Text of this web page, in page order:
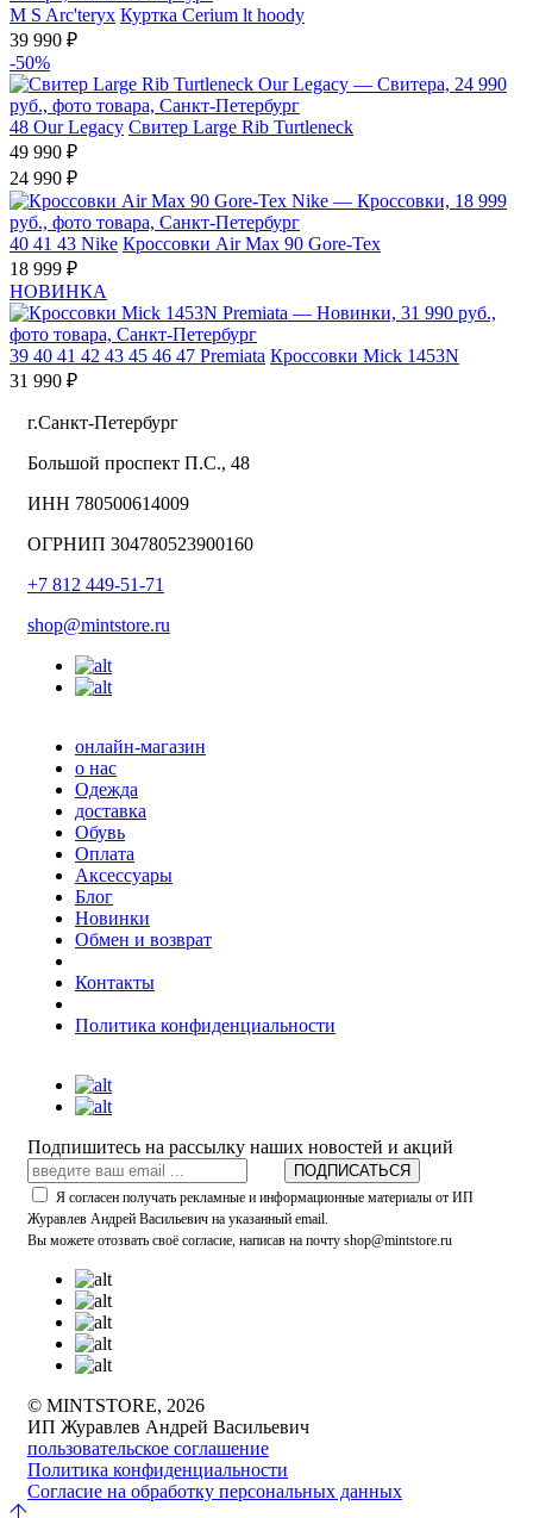
M S Arc'teryx Куртка Cerium lt hoody
39 990 ₽
-50%
48 Our Legacy Свитер Large Rib Turtleneck
49 990 ₽
24 990 ₽
40 41 43 Nike Кроссовки Air Max 90 Gore-Tex
18 999 ₽
НОВИНКА
39 40 41 42 43 45 46 47 Premiata Кроссовки Mick 1453N
31 990 ₽
г.Санкт-Петербург
Большой проспект П.С., 48
ИНН 780500614009
ОГРНИП 304780523900160
+7 812 449-51-71
shop@mintstore.ru
онлайн-магазин
о нас
Одежда
доставка
Обувь
Оплата
Аксессуары
Блог
Новинки
Обмен и возврат
Контакты
Политика конфиденциальности
Подпишитесь на рассылку наших новостей и акций
ПОДПИСАТЬСЯ
Я согласен получать рекламные и информационные материалы от ИП
Журавлев Андрей Васильевич на указанный email.
Вы можете отозвать своё согласие, написав на почту shop@mintstore.ru
© MINTSTORE, 2026
ИП Журавлев Андрей Васильевич
пользовательское соглашение
Политика конфиденциальности
Согласие на обработку персональных данных